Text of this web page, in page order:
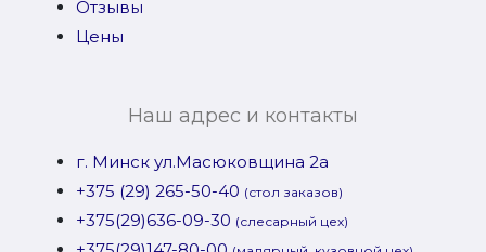
Отзывы
Цены
Наш адрес и контакты
г. Минск ул.Масюковщина 2а
+375 (29) 265-50-40 (стол заказов)
+375(29)636-09-30 (слесарный цех)